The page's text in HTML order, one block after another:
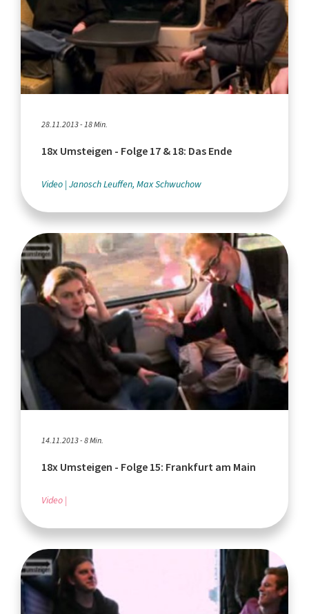
28.11.2013 - 18 Min.
18x Umsteigen - Folge 17 & 18: Das Ende
Video Janosch Leuffen, Max Schwuchow
14.11.2013 - 8 Min.
18x Umsteigen - Folge 15: Frankfurt am Main
Video